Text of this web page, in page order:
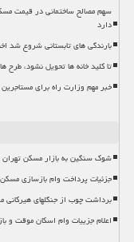
سهم مصالح ساختمانی در قیمت
دارد
بارندگی های تابستانی شروع شد اخطار
تا کلید خانه ها تحویل نشود، طرح
خبر مهم وزارت راه برای مستاجرین
شوک سنگین به بازار مسکن تهران
جزئیات پرداخت وام بازسازی
برداشت چوب از جنگلهای هیرکانی
اعلام جزییات وام اسکان موقت و